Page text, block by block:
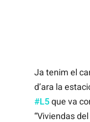
Ja tenim el
d’ara la
#L5que va
“Viviendas